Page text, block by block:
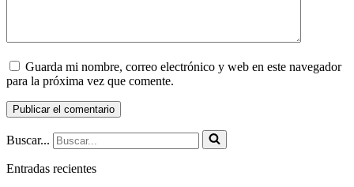
Guarda mi nombre, correo electrónico y web en este navegador
para la próxima vez que comente.
Buscar...
Entradas recientes